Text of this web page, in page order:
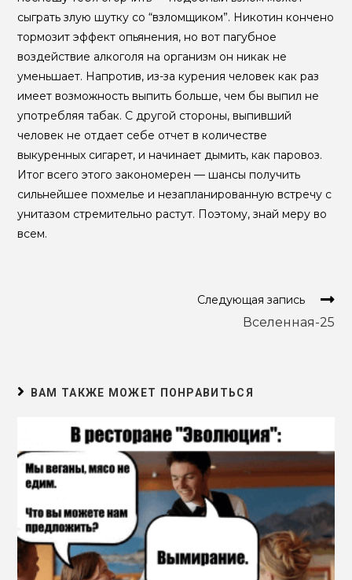
сыграть злую шутку со “взломщиком”. Никотин кончено
тормозит эффект опьянения, но вот пагубное
воздействие алкоголя на организм он никак не
уменьшает. Напротив, из-за курения человек как раз
имеет возможность выпить больше, чем бы выпил не
употребляя табак. С другой стороны, выпивший
человек не отдает себе отчет в количестве
выкуренных сигарет, и начинает дымить, как паровоз.
Итог всего этого закономерен — шансы получить
сильнейшее похмелье и незапланированную встречу с
унитазом стремительно растут. Поэтому, знай меру во
всем.
Следующая запись
Вселенная-25
ВАМ ТАКЖЕ МОЖЕТ ПОНРАВИТЬСЯ